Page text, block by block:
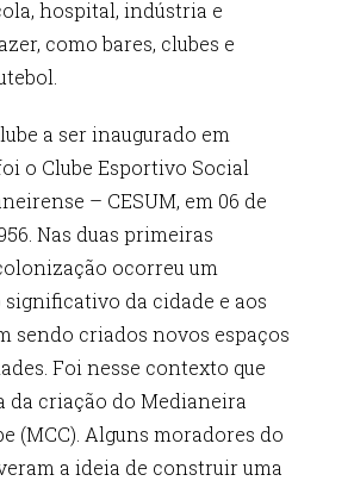
hospital, indústria e
como bares, clubes e
a ser inaugurado em
o Clube Esportivo Social
– CESUM, em 06 de
Nas duas primeiras
ocorreu um
da cidade e aos
sendo criados novos espaços
Foi nesse contexto que
da criação do Medianeira
(MCC). Alguns moradores do
a ideia de construir uma